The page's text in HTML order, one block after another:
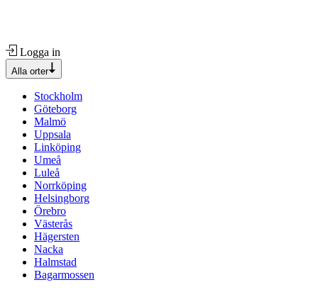
Logga in
Alla orter
Stockholm
Göteborg
Malmö
Uppsala
Linköping
Umeå
Luleå
Norrköping
Helsingborg
Örebro
Västerås
Hägersten
Nacka
Halmstad
Bagarmossen